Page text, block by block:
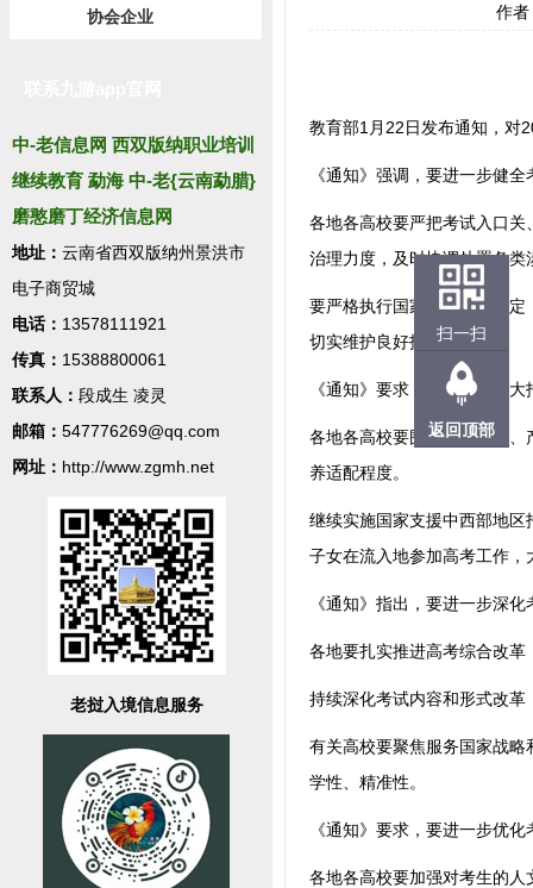
协会企业
中-老信息网 西双版纳职业培训
继续教育 勐海 中-老{云南勐腊}
磨憨磨丁经济信息网
地址： 云南省西双版纳州景洪市
电子商贸城
电话： 13578111921
传真： 15388800061
联系人： 段成生 凌灵
邮箱： 547776269@qq.com
网址： http://www.zgmh.net
老挝入境信息服务
作
教育部1月22日发布通知，对
《通知》强调，要进一步健
各地各高校要严把考试入口
治理力度，及时协调处置各类
要严格执行国家招生政策规
切实维护良好招生秩序。
《通知》要求，要进一步加
各地各高校要围绕科技创新
养适配程度。
继续实施国家支援中西部地
子女在流入地参加高考工作
《通知》指出，要进一步深
各地要扎实推进高考综合改
持续深化考试内容和形式改
有关高校要聚焦服务国家战
学性、精准性。
《通知》要求，要进一步优
各地各高校要加强对考生的
扫一扫
返回顶部